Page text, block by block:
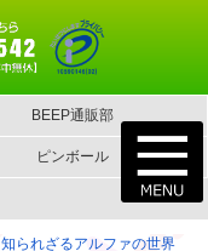
BEEP通販部
ピンボール
知られざるアルファの世界